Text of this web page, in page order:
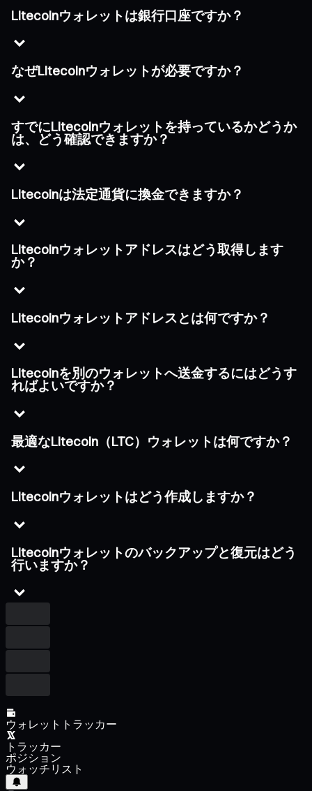
Litecoinウォレットは銀行口座ですか？
なぜLitecoinウォレットが必要ですか？
すでにLitecoinウォレットを持っているかどうか
は、どう確認できますか？
Litecoinは法定通貨に換金できますか？
Litecoinウォレットアドレスはどう取得します
か？
Litecoinウォレットアドレスとは何ですか？
Litecoinを別のウォレットへ送金するにはどうす
ればよいですか？
最適なLitecoin（LTC）ウォレットは何ですか？
Litecoinウォレットはどう作成しますか？
Litecoinウォレットのバックアップと復元はどう
行いますか？
ウォレットトラッカー
トラッカー
ポジション
ウォッチリスト